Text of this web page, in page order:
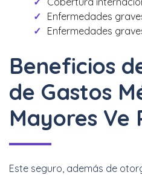
Enfermedades
Enfermedades
Beneficios
de Gastos
Mayores Ve
Este seguro, además de